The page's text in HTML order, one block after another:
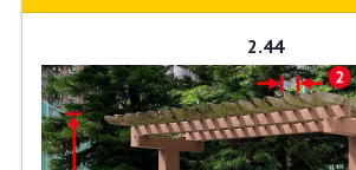
2.44